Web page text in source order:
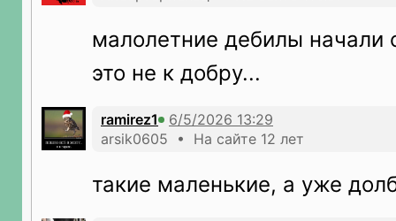
малолетние дебилы начали
это не к добру...
ramirez1
arsik0605 • На сайте 12 лет
такие маленькие, а уже